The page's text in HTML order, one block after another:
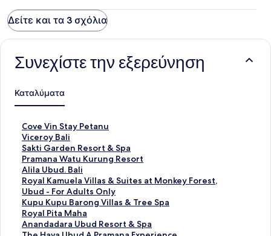
Δείτε και τα 3 σχόλια
Συνεχίστε την εξερεύνηση
Καταλύματα
Cove Vin Stay Petanu
Σ
τ
ά
ν
τ
α
ρ
Σ
ύ
ν
Viceroy Bali
Σ
τ
ά
ν
τ
α
ρ
Σ
ύ
Sakti Garden Resort & Spa
Σ
τ
ά
ν
τ
α
ρ
Σ
Pramana Watu Kurung Resort
Σ
τ
ά
ν
τ
α
ρ
Alila Ubud. Bali
Σ
τ
ά
ν
τ
α
Royal Kamuela Villas & Suites at Monkey Forest,
Ubud - For Adults Only
Σ
τ
ά
ν
τ
Kupu Kupu Barong Villas & Tree Spa
Σ
τ
ά
Royal Pita Maha
Σ
τ
Anandadara Ubud Resort & Spa
Σ